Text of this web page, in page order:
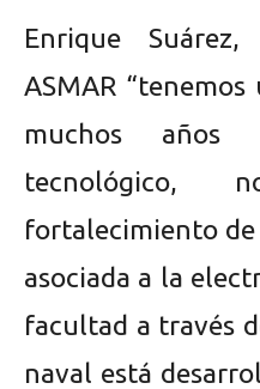
Enrique
ASMAR
muchos
tecnológico,
fortalecimiento
asociada a la
facultad a través
naval está